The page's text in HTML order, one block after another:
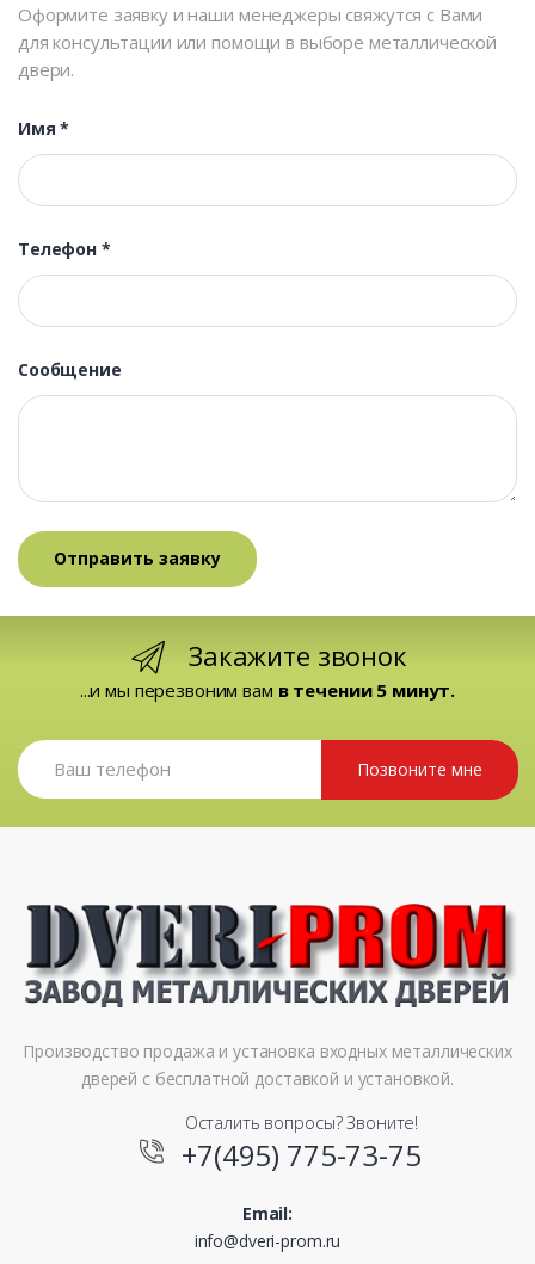
Оформите заявку и наши менеджеры свяжутся с Вами
для консультации или помощи в выборе металлической
двери.
Имя*
Телефон *
Сообщение
Закажите звонок
...и мы перезвоним вам в течении 5 минут.
Позвоните мне
Производство продажа и установка входных металлических
дверей с бесплатной доставкой и установкой.
Осталить вопросы? Звоните!
+7(495) 775-73-75
Email:
info@dveri-prom.ru